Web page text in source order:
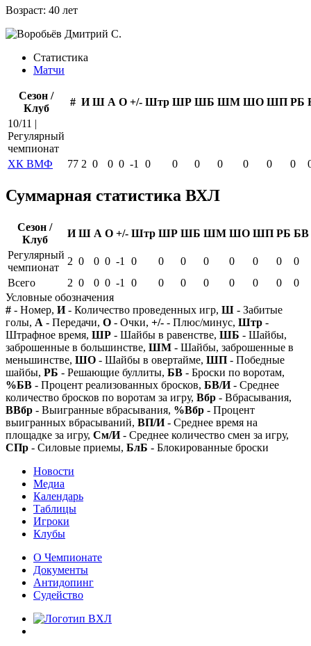
Возраст: 40 лет
Статистика
Матчи
Сезон /
Клуб
# И Ш А О +/- Штр ШР ШБ ШМ ШО ШП РБ
10/11 |
Регулярный
чемпионат
ХК ВМФ
77 2 0 0 0 -1 0 0 0 0 0 0 0
Суммарная статистика ВХЛ
Сезон /
Клуб
И Ш А О +/- Штр ШР ШБ ШМ ШО ШП РБ БВ
Регулярный
чемпионат
2 0 0 0 -1 0 0 0 0 0 0 0
0
Всего
2 0 0 0 -1 0 0 0 0 0 0 0
0
Условные обозначения
# - Номер, И- Количество проведенных игр, Ш - Забитые
голы, А - Передачи, О - Очки, +/- - Плюс/минус, Штр -
Штрафное время, ШР - Шайбы в равенстве, ШБ - Шайбы,
заброшенные в большинстве, ШМ - Шайбы, заброшенные в
меньшинстве, ШО - Шайбы в овертайме, ШП - Победные
шайбы, РБ - Решающие буллиты, БВ - Броски по воротам,
%БВ - Процент реализованных бросков, БВ/И- Среднее
количество бросков по воротам за игру, Вбр - Вбрасывания,
ВВбр - Выигранные вбрасывания, %Вбр - Процент
выигранных вбрасываний, ВП/И- Среднее время на
площадке за игру, См/И- Среднее количество смен за игру,
СПр - Силовые приемы, БлБ - Блокированные броски
Новости
Медиа
Календарь
Таблицы
Игроки
Клубы
О Чемпионате
Документы
Антидопинг
Судейство